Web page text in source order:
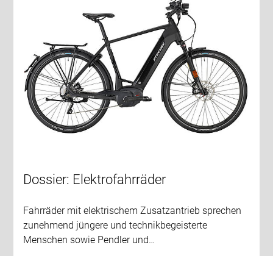
Dossier: Elektrofahrräder
Fahrräder mit elektrischem Zusatzantrieb sprechen
zunehmend jüngere und technikbegeisterte
Menschen sowie Pendler und…